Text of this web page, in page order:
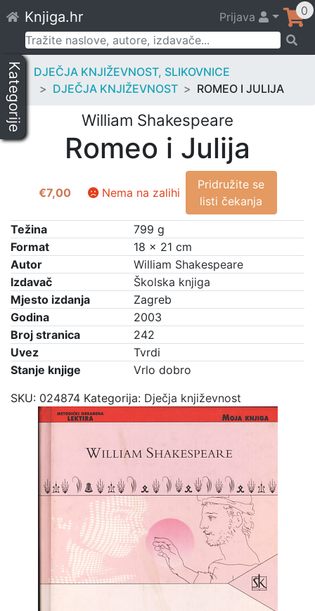
to
content
Knjiga.hr Prijava 0
Pretraži:
Kategorije
DJEČJA KNJIŽEVNOST, SLIKOVNICE
DJEČJA KNJIŽEVNOST
ROMEO I JULIJA
William Shakespeare
Romeo i Julija
€7,00 Nema na zalihi
Pridružite se
listi čekanja
Težina
799 g
Format
18 × 21 cm
Autor
William Shakespeare
Izdavač
Školska knjiga
Mjesto izdanja
Zagreb
Godina
2003
Broj stranica
242
Uvez
Tvrdi
Stanje knjige
Vrlo dobro
SKU: 024874 Kategorija: Dječja književnost